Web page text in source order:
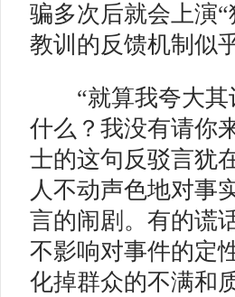
骗多次后就会上演
教训的反馈机制似
“就算我夸大其
什么？我没有请你
士的这句反驳言犹
人不动声色地对事
言的闹剧。有的谎
不影响对事件的定
化掉群众的不满和